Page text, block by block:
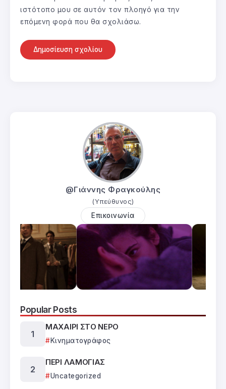
ιστότοπο μου σε αυτόν τον πλοηγό για την
επόμενη φορά που θα σχολιάσω.
@Γιάννης Φραγκούλης
(Υπεύθυνος)
Επικοινωνία
Popular Posts
ΜΑΧΑΙΡΙ ΣΤΟ ΝΕΡΟ
Κινηματογράφος
ΠΕΡΙ ΛΑΜΟΓΙΑΣ
Uncategorized